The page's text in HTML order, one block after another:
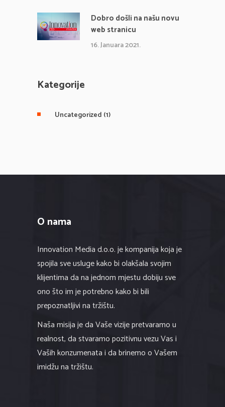
Dobro došli na našu novu
web stranicu
16. Januara 2021.
Kategorije
Uncategorized (1)
O nama
Innovation Media d.o.o. je kompanija koja je
spojila sve usluge kako bi olakšala svojim
klijentima da na jednom mjestu dobiju sve
ono što im je potrebno kako bi bili
prepoznatljivi na tržištu.
Naša misija je da Vaše vizije pretvaramo u
realnost, da stvaramo pozitivnu vezu Vas i
Vaših konzumenata i da brinemo o Vašem
imidžu na tržištu.